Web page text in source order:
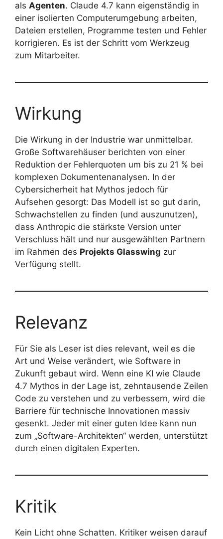
als Agenten. Claude 4.7 kann eigenständig in
einer isolierten Computerumgebung arbeiten,
Dateien erstellen, Programme testen und Fehler
korrigieren. Es ist der Schritt vom Werkzeug
zum Mitarbeiter.
Wirkung
Die Wirkung in der Industrie war unmittelbar.
Große Softwarehäuser berichten von einer
Reduktion der Fehlerquoten um bis zu 21 % bei
komplexen Dokumentenanalysen. In der
Cybersicherheit hat Mythos jedoch für
Aufsehen gesorgt: Das Modell ist so gut darin,
Schwachstellen zu finden (und auszunutzen),
dass Anthropic die stärkste Version unter
Verschluss hält und nur ausgewählten Partnern
im Rahmen des Projekts Glasswing zur
Verfügung stellt.
Relevanz
Für Sie als Leser ist dies relevant, weil es die
Art und Weise verändert, wie Software in
Zukunft gebaut wird. Wenn eine KI wie Claude
4.7 Mythos in der Lage ist, zehntausende Zeilen
Code zu verstehen und zu verbessern, wird die
Barriere für technische Innovationen massiv
gesenkt. Jeder mit einer guten Idee kann nun
zum „Software-Architekten“ werden, unterstützt
durch einen digitalen Experten.
Kritik
Kein Licht ohne Schatten. Kritiker weisen darauf